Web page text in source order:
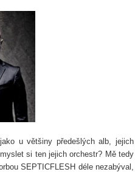
u většiny předešlých alb, jejich
si ten jejich orchestr? Mě tedy
SEPTICFLESH déle nezabýval,